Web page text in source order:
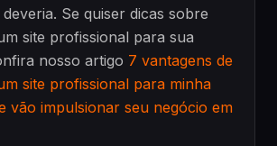
Se quiser dicas sobre
site profissional para sua
nosso artigo 7 vantagens de
site profissional para minha
vão impulsionar seu negócio em